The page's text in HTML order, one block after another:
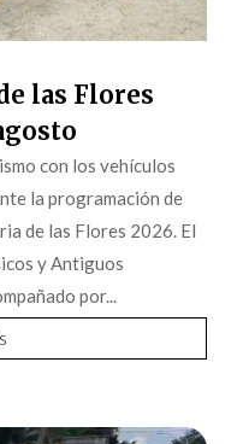
las Flores
con los vehículos
la programación de
de las Flores 2026. El
y Antiguos
por...